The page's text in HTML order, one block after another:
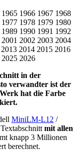
1965 1966 1967 1968
1977 1978 1979 1980
1989 1990 1991 1992
2001 2002 2003 2004
2013 2014 2015 2016
2025 2026
in der
verwandter ist der
hat die Farbe
MiniLM-L12 /
mit allen
knapp 3 Millionen
berechnet.